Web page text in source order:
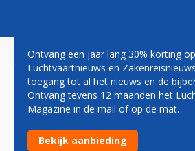
ZELF EEN STOEL
WORDT STUKJE
DE LUFTHANSA
Ontvang een jaar lang 30% korting
Luchtvaartnieuws en
toegang tot al het nieuws en de
Ontvang tevens 12 maanden het
Magazine in de mail of op de mat.
Bekijk aanbieding